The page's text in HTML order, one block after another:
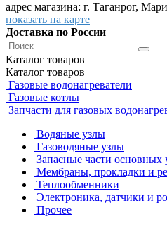
адрес магазина: г. Таганрог,
показать на карте
Доставка по России
Каталог товаров
Каталог товаров
Газовые водонагреватели
Газовые котлы
Запчасти для газовых
Водяные узлы
Газоводяные узлы
Запасные части основных
Мембраны, прокладки и
Теплообменники
Электроника, датчики и
Прочее